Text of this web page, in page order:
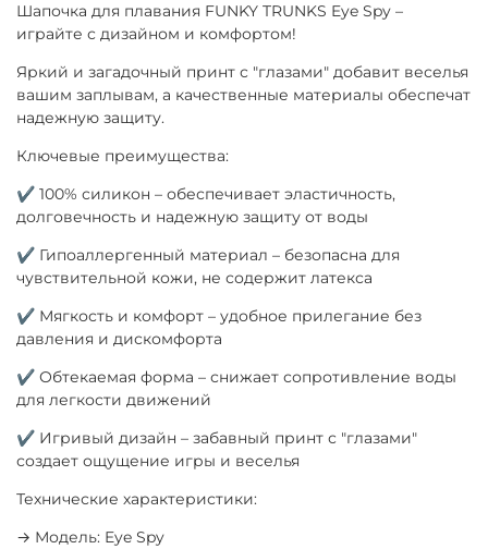
Шапочка для плавания FUNKY TRUNKS Eye Spy –
играйте с дизайном и комфортом!
Яркий и загадочный принт с "глазами" добавит веселья
вашим заплывам, а качественные материалы обеспечат
надежную защиту.
Ключевые преимущества:
✔ 100% силикон – обеспечивает эластичность,
долговечность и надежную защиту от воды
✔ Гипоаллергенный материал – безопасна для
чувствительной кожи, не содержит латекса
✔ Мягкость и комфорт – удобное прилегание без
давления и дискомфорта
✔ Обтекаемая форма – снижает сопротивление воды
для легкости движений
✔ Игривый дизайн – забавный принт с "глазами"
создает ощущение игры и веселья
Технические характеристики:
→ Модель: Eye Spy